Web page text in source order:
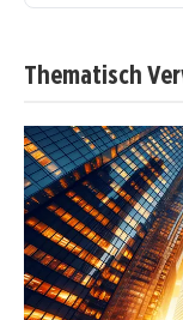
Thematisch